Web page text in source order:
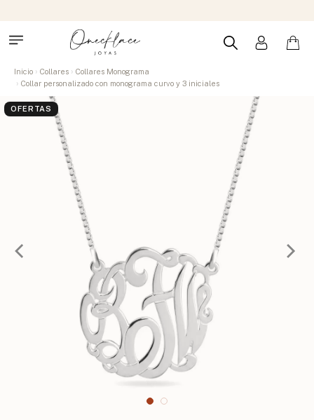
Inicio Collares
Collares Monograma
Collar personalizado con monograma curvo y 3 iniciales
OFERTAS